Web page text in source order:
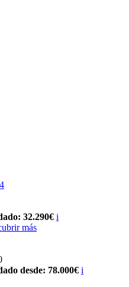
32.290€ i
más
desde: 78.000€ i